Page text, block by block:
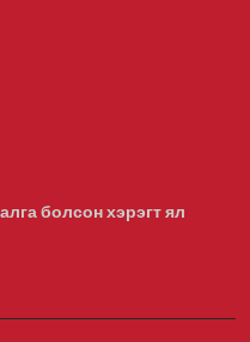
бага хуралд 6.5
төсөл хэрэгжсэнээр
болсон хэрэгт ял